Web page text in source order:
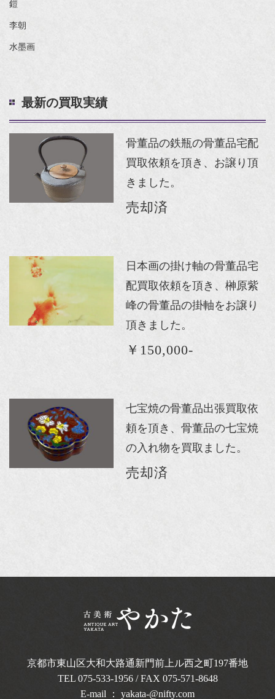
鎧
李朝
水墨画
最新の買取実績
骨董品の鉄瓶の骨董品宅配
買取依頼を頂き、お譲り頂
きました。
売却済
日本画の掛け軸の骨董品宅
配買取依頼を頂き、榊原紫
峰の骨董品の掛軸をお譲り
頂きました。
￥150,000-
七宝焼の骨董品出張買取依
頼を頂き、骨董品の七宝焼
の入れ物を買取ました。
売却済
京都市東山区大和大路通新門前上ル西之町197番地
TEL 075-533-1956/ FAX 075-571-8648
E-mail ： yakata-@nifty.com